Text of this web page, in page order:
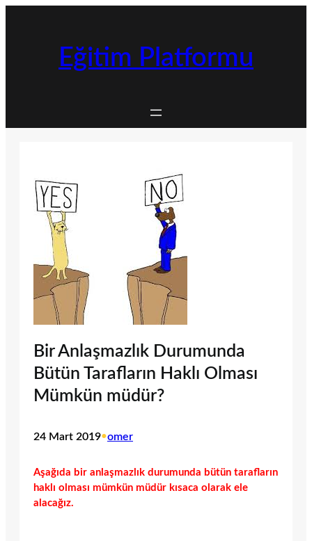
Eğitim Platformu
Bir Anlaşmazlık Durumunda
Bütün Tarafların Haklı Olması
Mümkün müdür?
24 Mart 2019•omer
Aşağıda bir anlaşmazlık durumunda bütün tarafların
haklı olması mümkün müdür kısaca olarak ele
alacağız.